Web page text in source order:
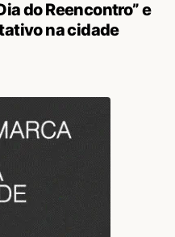
do Reencontro” e
na cidade